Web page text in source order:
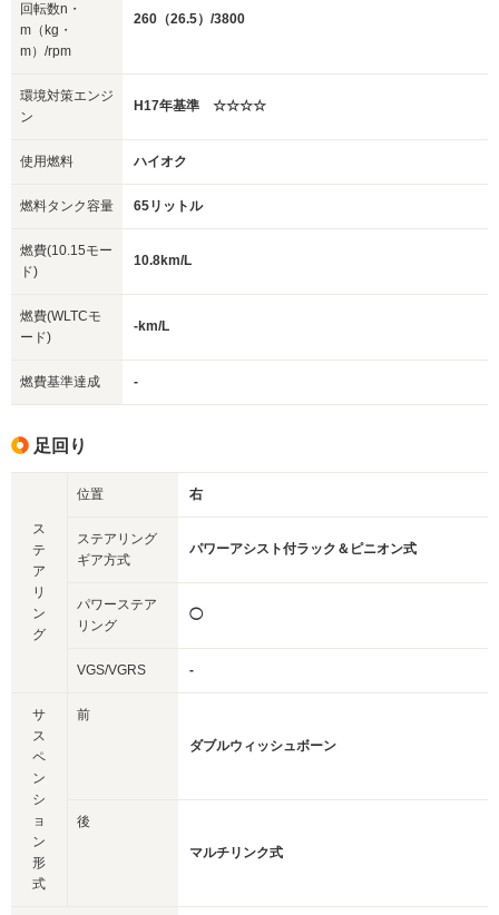
回転数n・
m（kg・
m）/rpm
260（26.5）/3800
環境対策エンジ
ン
H17年基準 ☆☆☆☆
使用燃料 ハイオク
燃料タンク容量 65リットル
燃費(10.15モー
ド)
10.8km/L
燃費(WLTCモ
ード)
-km/L
燃費基準達成 -
足回り
ス
テ
ア
リ
ン
グ
位置 右
ステアリング
ギア方式
パワーアシスト付ラック＆ピニオン式
パワーステア
リング
◯
VGS/VGRS -
サ
ス
ペ
ン
シ
ョ
ン
形
式
前
ダブルウィッシュボーン
後
マルチリンク式